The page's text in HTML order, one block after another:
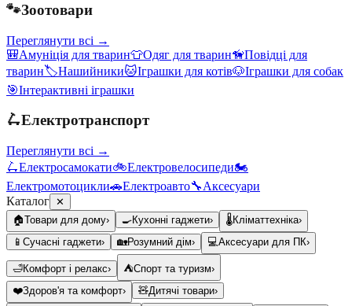
🐾Зоотовари
Переглянути всі →
🎒Амуніція для тварин👕Одяг для тварин🦮Повідці для
тварин🏷️Нашийники🐱Іграшки для котів🐶Іграшки для собак
🎯Інтерактивні іграшки
🛴Електротранспорт
Переглянути всі →
🛴Електросамокати🚲Електровелосипеди🏍️
Електромотоцикли🚗Електроавто🔧Аксесуари
Каталог ✕
🏠Товари для дому› 🍳Кухонні гаджети› 🌡️Кліматтехніка›
📱 Сучасні гаджети› 🏡Розумний дім› 💻Аксесуари для ПК›
🛁Комфорт і релакс› ⛺Спорт та туризм›
❤️Здоров'я та комфорт› 🧸Дитячі товари›